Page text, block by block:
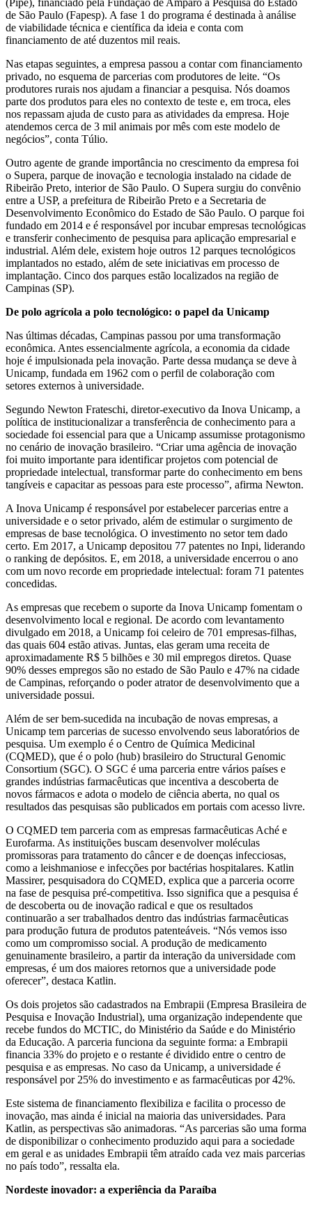
de São Paulo (Fapesp). A fase 1 do programa é destinada à análise
de viabilidade técnica e científica da ideia e conta com
financiamento de até duzentos mil reais.
Nas etapas seguintes, a empresa passou a contar com financiamento
privado, no esquema de parcerias com produtores de leite. “Os
produtores rurais nos ajudam a financiar a pesquisa. Nós doamos
parte dos produtos para eles no contexto de teste e, em troca, eles
nos repassam ajuda de custo para as atividades da empresa. Hoje
atendemos cerca de 3 mil animais por mês com este modelo de
negócios”, conta Túlio.
Outro agente de grande importância no crescimento da empresa foi
o Supera, parque de inovação e tecnologia instalado na cidade de
Ribeirão Preto, interior de São Paulo. O Supera surgiu do convênio
entre a USP, a prefeitura de Ribeirão Preto e a Secretaria de
Desenvolvimento Econômico do Estado de São Paulo. O parque foi
fundado em 2014 e é responsável por incubar empresas tecnológicas
e transferir conhecimento de pesquisa para aplicação empresarial e
industrial. Além dele, existem hoje outros 12 parques tecnológicos
implantados no estado, além de sete iniciativas em processo de
implantação. Cinco dos parques estão localizados na região de
Campinas (SP).
De polo agrícola a polo tecnológico: o papel da Unicamp
Nas últimas décadas, Campinas passou por uma transformação
econômica. Antes essencialmente agrícola, a economia da cidade
hoje é impulsionada pela inovação. Parte dessa mudança se deve à
Unicamp, fundada em 1962 com o perfil de colaboração com
setores externos à universidade.
Segundo Newton Frateschi, diretor-executivo da Inova Unicamp, a
política de institucionalizar a transferência de conhecimento para a
sociedade foi essencial para que a Unicamp assumisse protagonismo
no cenário de inovação brasileiro. “Criar uma agência de inovação
foi muito importante para identificar projetos com potencial de
propriedade intelectual, transformar parte do conhecimento em bens
tangíveis e capacitar as pessoas para este processo”, afirma Newton.
A Inova Unicamp é responsável por estabelecer parcerias entre a
universidade e o setor privado, além de estimular o surgimento de
empresas de base tecnológica. O investimento no setor tem dado
certo. Em 2017, a Unicamp depositou 77 patentes no Inpi, liderando
o ranking de depósitos. E, em 2018, a universidade encerrou o ano
com um novo recorde em propriedade intelectual: foram 71 patentes
concedidas.
As empresas que recebem o suporte da Inova Unicamp fomentam o
desenvolvimento local e regional. De acordo com levantamento
divulgado em 2018, a Unicamp foi celeiro de 701 empresas-filhas,
das quais 604 estão ativas. Juntas, elas geram uma receita de
aproximadamente R$ 5 bilhões e 30 mil empregos diretos. Quase
90% desses empregos são no estado de São Paulo e 47% na cidade
de Campinas, reforçando o poder atrator de desenvolvimento que a
universidade possui.
Além de ser bem-sucedida na incubação de novas empresas, a
Unicamp tem parcerias de sucesso envolvendo seus laboratórios de
pesquisa. Um exemplo é o Centro de Química Medicinal
(CQMED), que é o polo (hub) brasileiro do Structural Genomic
Consortium (SGC). O SGC é uma parceria entre vários países e
grandes indústrias farmacêuticas que incentiva a descoberta de
novos fármacos e adota o modelo de ciência aberta, no qual os
resultados das pesquisas são publicados em portais com acesso livre.
O CQMED tem parceria com as empresas farmacêuticas Aché e
Eurofarma. As instituições buscam desenvolver moléculas
promissoras para tratamento do câncer e de doenças infecciosas,
como a leishmaniose e infecções por bactérias hospitalares. Katlin
Massirer, pesquisadora do CQMED, explica que a parceria ocorre
na fase de pesquisa pré-competitiva. Isso significa que a pesquisa é
de descoberta ou de inovação radical e que os resultados
continuarão a ser trabalhados dentro das indústrias farmacêuticas
para produção futura de produtos patenteáveis. “Nós vemos isso
como um compromisso social. A produção de medicamento
genuinamente brasileiro, a partir da interação da universidade com
empresas, é um dos maiores retornos que a universidade pode
oferecer”, destaca Katlin.
Os dois projetos são cadastrados na Embrapii (Empresa Brasileira de
Pesquisa e Inovação Industrial), uma organização independente que
recebe fundos do MCTIC, do Ministério da Saúde e do Ministério
da Educação. A parceria funciona da seguinte forma: a Embrapii
financia 33% do projeto e o restante é dividido entre o centro de
pesquisa e as empresas. No caso da Unicamp, a universidade é
responsável por 25% do investimento e as farmacêuticas por 42%.
Este sistema de financiamento flexibiliza e facilita o processo de
inovação, mas ainda é inicial na maioria das universidades. Para
Katlin, as perspectivas são animadoras. “As parcerias são uma forma
de disponibilizar o conhecimento produzido aqui para a sociedade
em geral e as unidades Embrapii têm atraído cada vez mais parcerias
no país todo”, ressalta ela.
Nordeste inovador: a experiência da Paraíba